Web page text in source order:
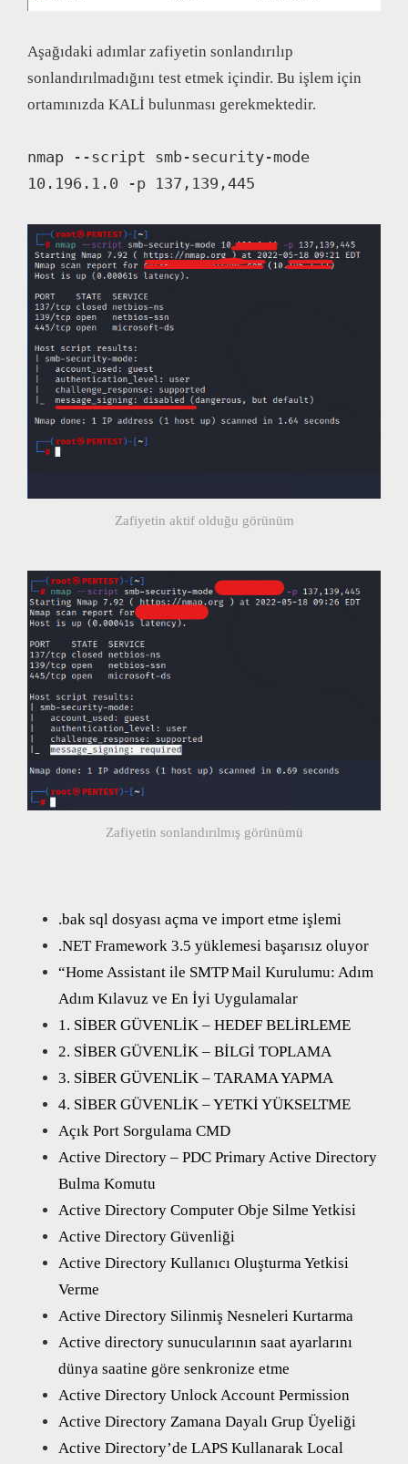
Aşağıdaki adımlar zafiyetin sonlandırılıp
sonlandırılmadığını test etmek içindir. Bu işlem için
ortamınızda KALİ bulunması gerekmektedir.
nmap --script smb-security-mode
10.196.1.0 -p 137,139,445
Zafiyetin aktif olduğu görünüm
Zafiyetin sonlandırılmış görünümü
.bak sql dosyası açma ve import etme işlemi
.NET Framework 3.5 yüklemesi başarısız oluyor
“Home Assistant ile SMTP Mail Kurulumu: Adım
Adım Kılavuz ve En İyi Uygulamalar
1. SİBER GÜVENLİK – HEDEF BELİRLEME
2. SİBER GÜVENLİK – BİLGİ TOPLAMA
3. SİBER GÜVENLİK – TARAMA YAPMA
4. SİBER GÜVENLİK – YETKİ YÜKSELTME
Açık Port Sorgulama CMD
Active Directory – PDC Primary Active Directory
Bulma Komutu
Active Directory Computer Obje Silme Yetkisi
Active Directory Güvenliği
Active Directory Kullanıcı Oluşturma Yetkisi
Verme
Active Directory Silinmiş Nesneleri Kurtarma
Active directory sunucularının saat ayarlarını
dünya saatine göre senkronize etme
Active Directory Unlock Account Permission
Active Directory Zamana Dayalı Grup Üyeliği
Active Directory’de LAPS Kullanarak Local